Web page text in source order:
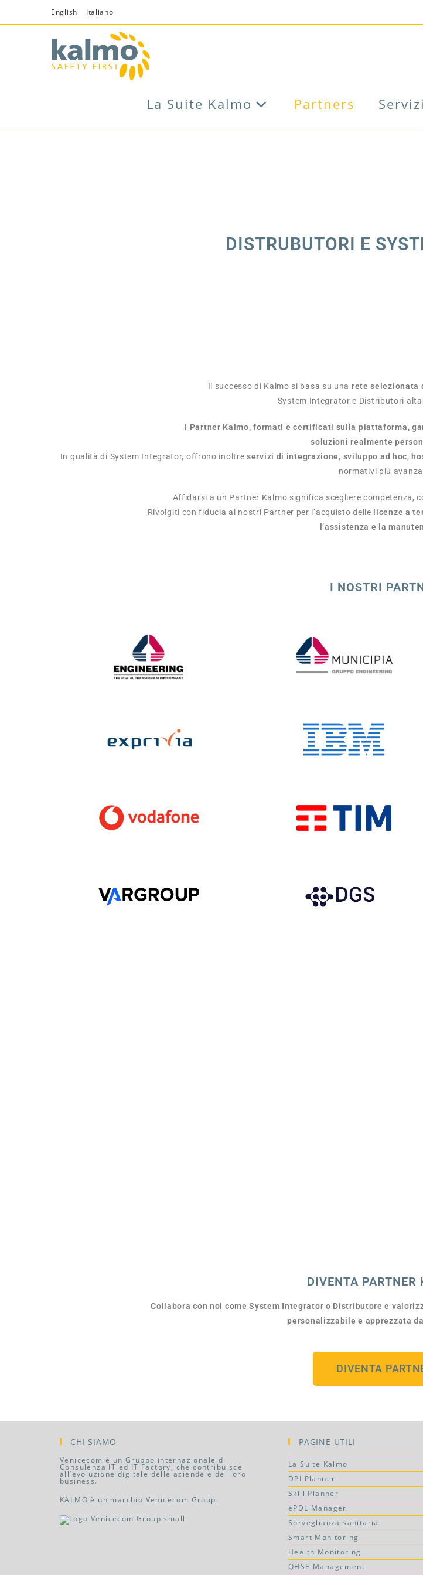
English Italiano
La Suite Kalmo Partners Servizi
DISTRUBUTORI E
Il successo di Kalmo si basa su una rete selezionata
System Integrator e Distributori
I Partner Kalmo, formati e certificati sulla piattaforma,
soluzioni realmente
In qualità di System Integrator, offrono inoltreservizi di integrazione, sviluppo ad hoc,
normativi più
Affidarsi a un Partner Kalmo significa scegliere competenza,
Rivolgiti con fiducia ai nostri Partner per l’acquisto delle
licenze a
l’assistenza e la
I NOSTRI
DIVENTA PARTNER
Collabora con noi come System Integrator o Distributore e
personalizzabile e apprezzata
DIVENTA
CHI SIAMO
Venicecom è un Gruppo internazionale di
Consulenza IT ed IT Factory, che contribuisce
all’evoluzione digitale delle aziende e del loro
business.
KALMO è un marchio Venicecom Group.
PAGINE UTILI
La Suite Kalmo
DPI Planner
Skill Planner
ePDL Manager
Sorveglianza sanitaria
Smart Monitoring
Health Monitoring
QHSE Management